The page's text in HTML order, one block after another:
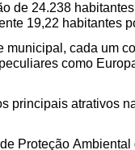
de 24.238
19,22 habitantes
cada um
como
principais atrativos
Proteção